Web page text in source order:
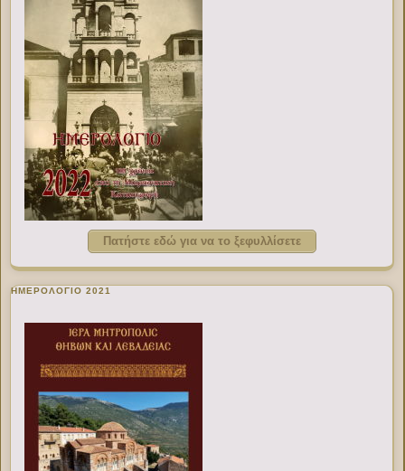
Πατήστε εδώ για να το ξεφυλλίσετε
ΗΜΕΡΟΛΟΓΙΟ 2021